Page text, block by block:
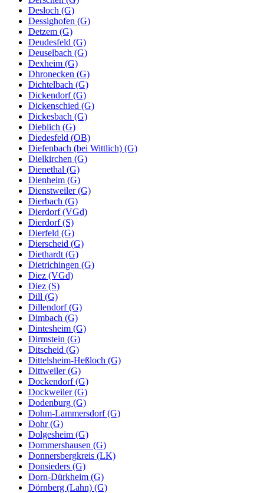
Desloch (G)
Dessighofen (G)
Detzem (G)
Deudesfeld (G)
Deuselbach (G)
Dexheim (G)
Dhronecken (G)
Dichtelbach (G)
Dickendorf (G)
Dickenschied (G)
Dickesbach (G)
Dieblich (G)
Diedesfeld (OB)
Diefenbach (bei Wittlich) (G)
Dielkirchen (G)
Dienethal (G)
Dienheim (G)
Dienstweiler (G)
Dierbach (G)
Dierdorf (VGd)
Dierdorf (S)
Dierfeld (G)
Dierscheid (G)
Diethardt (G)
Dietrichingen (G)
Diez (VGd)
Diez (S)
Dill (G)
Dillendorf (G)
Dimbach (G)
Dintesheim (G)
Dirmstein (G)
Ditscheid (G)
Dittelsheim-Heßloch (G)
Dittweiler (G)
Dockendorf (G)
Dockweiler (G)
Dodenburg (G)
Dohm-Lammersdorf (G)
Dohr (G)
Dolgesheim (G)
Dommershausen (G)
Donnersbergkreis (LK)
Donsieders (G)
Dorn-Dürkheim (G)
Dörnberg (Lahn) (G)